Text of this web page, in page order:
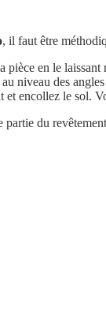
, il faut être
pièce en le laissant
niveau des
encollez le sol.
partie du